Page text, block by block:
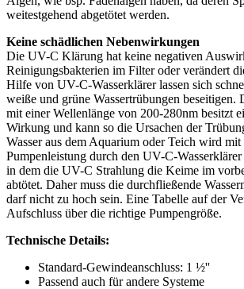
weitestgehend abgetötet werden.
Keine schädlichen Nebenwirkungen
Die UV-C Klärung hat keine negativen
Reinigungsbakterien im Filter oder verändert
Hilfe von UV-C-Wasserklärer lassen sich
weiße und grüne Wassertrübungen
mit einer Wellenlänge von 200-280nm besitzt
Wirkung und kann so die Ursachen der
Wasser aus dem Aquarium oder Teich wird
Pumpenleistung durch den UV-C-
in dem die UV-C Strahlung die Keime im
abtötet. Daher muss die durchfließende
darf nicht zu hoch sein. Eine Tabelle auf der
Aufschluss über die richtige Pumpengröße.
Technische Details:
Standard-Gewindeanschluss: 1 ½''
Passend auch für andere Systeme